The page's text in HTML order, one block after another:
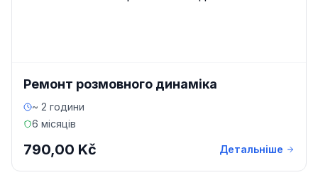
Ремонт розмовного динаміка
~ 2 години
6 місяців
790,00 Kč Детальніше